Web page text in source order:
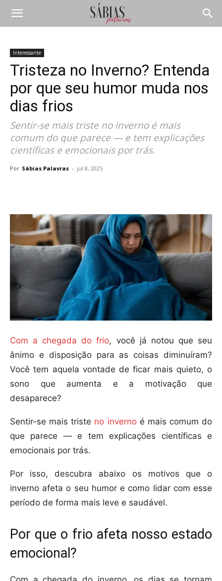
Interessante
Tristeza no Inverno? Entenda
por que seu humor muda nos
dias frios
Sentir-se mais triste no inverno é mais
comum do que parece — e tem explicações
científicas e emocionais por trás.
Por Sábias Palavras - jul 8, 2025
Com a chegada do frio, você já notou que seu
ânimo e disposição para as coisas diminuíram?
Você tem aquela vontade de ficar mais quieto, o
sono que aumenta e a motivação que
desaparece?
Sentir-se mais triste no invernoé mais comum do
que parece — e tem explicações científicas e
emocionais por trás.
Por isso, descubra abaixo os motivos que o
inverno afeta o seu humor e como lidar com esse
período de forma mais leve e saudável.
Por que o frio afeta nosso estado
emocional?